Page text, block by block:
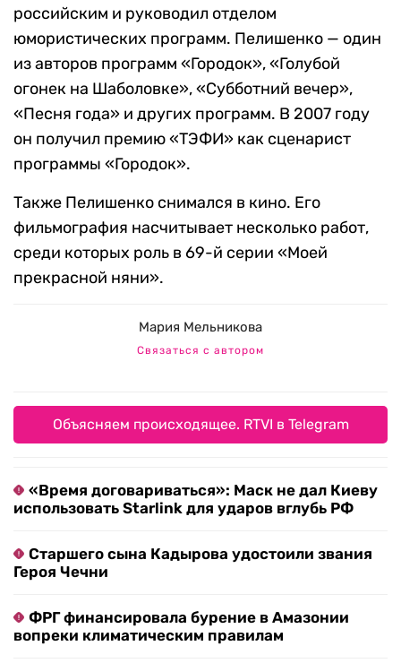
российским и руководил отделом
юмористических программ. Пелишенко — один
из авторов программ «Городок», «Голубой
огонек на Шаболовке», «Субботний вечер»,
«Песня года» и других программ. В 2007 году
он получил премию «ТЭФИ» как сценарист
программы «Городок».
Также Пелишенко снимался в кино. Его
фильмография насчитывает несколько работ,
среди которых роль в 69-й серии «Моей
прекрасной няни».
Мария Мельникова
Связаться с автором
Объясняем происходящее. RTVI в Telegram
«Время договариваться»: Маск не дал Киеву
использовать Starlink для ударов вглубь РФ
Старшего сына Кадырова удостоили звания
Героя Чечни
ФРГ финансировала бурение в Амазонии
вопреки климатическим правилам